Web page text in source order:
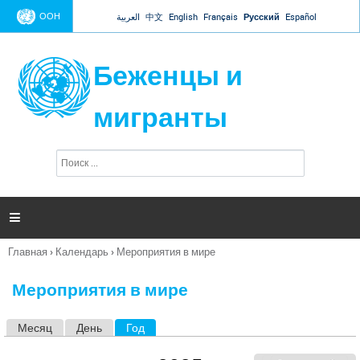
Jump to navigation
ООН العربية 中文 English Français Русский Español
Беженцы и
мигранты
п
и

Вы
Главная › Календарь › Мероприятия в мире
Мероприятия в мире
Месяц День Год